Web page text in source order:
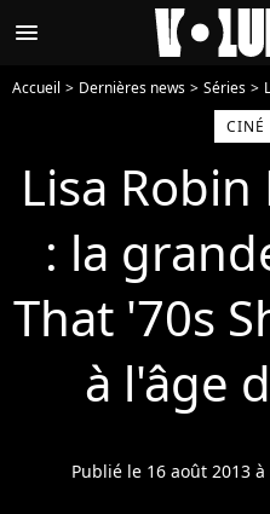
menu
Accueil Dernières news Séries
CINÉ
Lisa
: la
That '70s
à l'âge
Publié le 16 août 2013 à